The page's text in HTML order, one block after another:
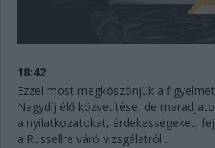
18:42
Ezzel most megköszönjük a
Nagydíj élő közvetítése, de
a nyilatkozatokat, érdekességeket,
a Russellre váró vizsgálatról...